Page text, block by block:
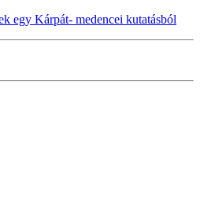
egy Kárpát- medencei kutatásból